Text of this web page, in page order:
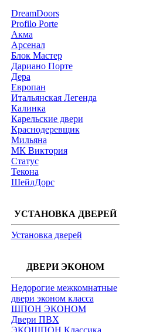
DreamDoors
Profilo Porte
Акма
Арсенал
Блок Мастер
Дариано Порте
Дера
Европан
Итальянская Легенда
Калинка
Карельские двери
Краснодеревщик
Мильяна
МК Виктория
Статус
Текона
ШейлДорс
УСТАНОВКА ДВЕРЕЙ
Установка дверей
ДВЕРИ ЭКОНОМ
Недорогие межкомнатные
двери эконом класса
ШПОН ЭКОНОМ
Двери ПВХ
ЭКОШПОН Классика